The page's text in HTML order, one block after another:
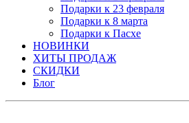
Подарки к 23 февраля
Подарки к 8 марта
Подарки к Пасхе
НОВИНКИ
ХИТЫ ПРОДАЖ
СКИДКИ
Блог